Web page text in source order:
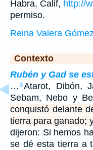
Habra, Calif, http://
permiso.
Reina Valera
Contexto
Rubén y Gad se
… 3Atarot, Dibón,
Sebam, Nebo y
conquistó delante
tierra para ganado;
dijeron: Si hemos
se dé esta tierra a